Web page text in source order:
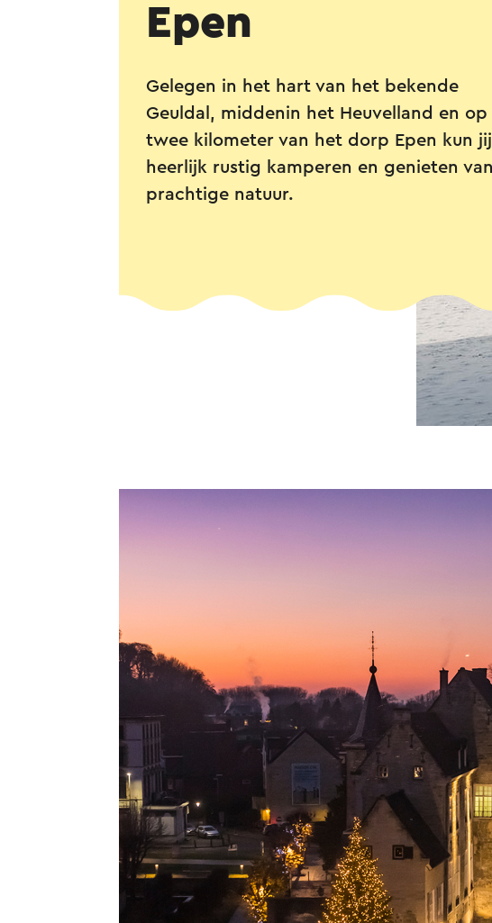
Epen
Gelegen in het hart van het bekende
Geuldal, middenin het Heuvelland en op
twee kilometer van het dorp Epen kun jij
heerlijk rustig kamperen en genieten
prachtige natuur.